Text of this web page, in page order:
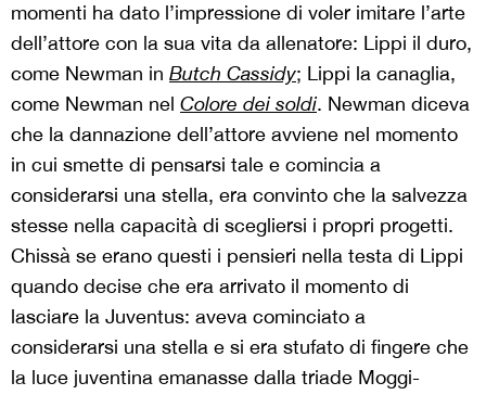
momenti ha dato l’impressione di voler imitare l’arte
dell’attore con la sua vita da allenatore: Lippi il duro,
come Newman in Butch Cassidy; Lippi la canaglia,
come Newman nel Colore dei soldi. Newman diceva
che la dannazione dell’attore avviene nel momento
in cui smette di pensarsi tale e comincia a
considerarsi una stella, era convinto che la salvezza
stesse nella capacità di scegliersi i propri progetti.
Chissà se erano questi i pensieri nella testa di Lippi
quando decise che era arrivato il momento di
lasciare la Juventus: aveva cominciato a
considerarsi una stella e si era stufato di fingere che
la luce juventina emanasse dalla triade Moggi-